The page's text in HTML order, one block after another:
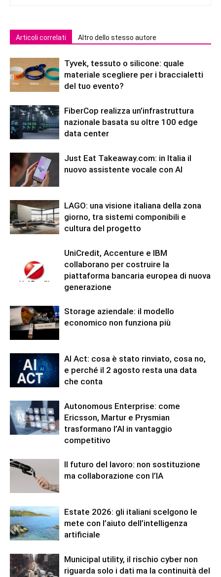
Articoli correlati Altro dello stesso autore
Tyvek, tessuto o silicone: quale
materiale scegliere per i braccialetti
del tuo evento?
FiberCop realizza un’infrastruttura
nazionale basata su oltre 100 edge
data center
Just Eat Takeaway.com: in Italia il
nuovo assistente vocale con AI
LAGO: una visione italiana della zona
giorno, tra sistemi componibili e
cultura del progetto
UniCredit, Accenture e IBM
collaborano per costruire la
piattaforma bancaria europea di nuova
generazione
Storage aziendale: il modello
economico non funziona più
AI Act: cosa è stato rinviato, cosa no,
e perché il 2 agosto resta una data
che conta
Autonomous Enterprise: come
Ericsson, Martur e Prysmian
trasformano l’AI in vantaggio
competitivo
Il futuro del lavoro: non sostituzione
ma collaborazione con l’IA
Estate 2026: gli italiani scelgono le
mete con l’aiuto dell’intelligenza
artificiale
Municipal utility, il rischio cyber non
riguarda solo i dati ma la continuità del